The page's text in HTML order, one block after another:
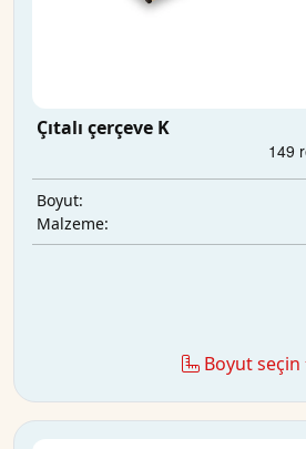
Çıtalı çerçeve K
Boyut:
Malzeme:
Boyut seçin